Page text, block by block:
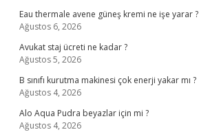
Eau thermale avene güneş kremi ne işe yarar ?
Ağustos 6, 2026
Avukat staj ücreti ne kadar ?
Ağustos 5, 2026
B sınıfı kurutma makinesi çok enerji yakar mı ?
Ağustos 4, 2026
Alo Aqua Pudra beyazlar için mi ?
Ağustos 4, 2026